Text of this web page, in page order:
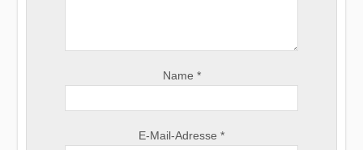
Name *
E-Mail-Adresse *